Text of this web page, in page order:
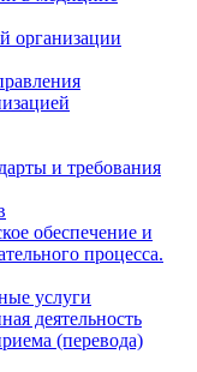
организации
и требования
обеспечение и
процесса.
услуги
деятельность
(перевода)